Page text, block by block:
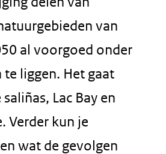
van
al voorgoed onder
liggen. Het gaat
Lac Bay en
Verder kun je
wat de gevolgen